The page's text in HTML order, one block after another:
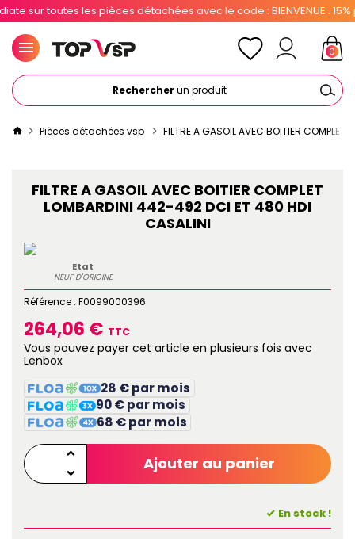
sur toutes les pièces détachées avec le code : BIENVENUE . 15%
Rechercher un produit
0
Pièces détachées vsp FILTRE A GASOIL AVEC BOITIER
FILTRE A GASOIL AVEC BOITIER COMPLET
LOMBARDINI 442-492 DCI ET 480 HDI
CASALINI
Etat
NEUF D'ORIGINE
Référence : F0099000396
264,06 € TTC
Vous pouvez payer cet article en plusieurs fois avec
Lenbox
28 € par mois
90 € par mois
68 € par mois
Ajouter au panier
En stock !